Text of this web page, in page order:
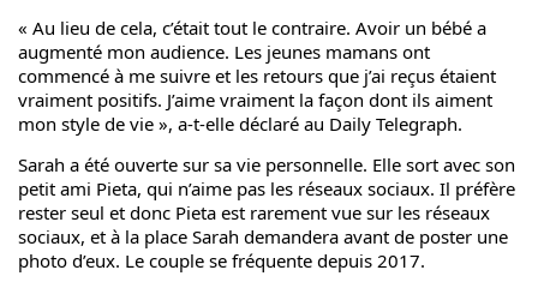
« Au lieu de cela, c’était tout le contraire. Avoir un bébé a
augmenté mon audience. Les jeunes mamans ont
commencé à me suivre et les retours que j’ai reçus étaient
vraiment positifs. J’aime vraiment la façon dont ils aiment
mon style de vie », a-t-elle déclaré au Daily Telegraph.
Sarah a été ouverte sur sa vie personnelle. Elle sort avec son
petit ami Pieta, qui n’aime pas les réseaux sociaux. Il préfère
rester seul et donc Pieta est rarement vue sur les réseaux
sociaux, et à la place Sarah demandera avant de poster une
photo d’eux. Le couple se fréquente depuis 2017.